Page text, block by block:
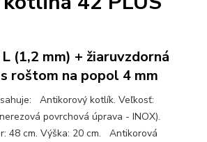
(1,2 mm) + žiaruvzdorná
roštom na popol 4 mm
Antikorový kotlík. Veľkosť:
povrchová úprava - INOX).
48 cm. Výška: 20 cm. Antikorová